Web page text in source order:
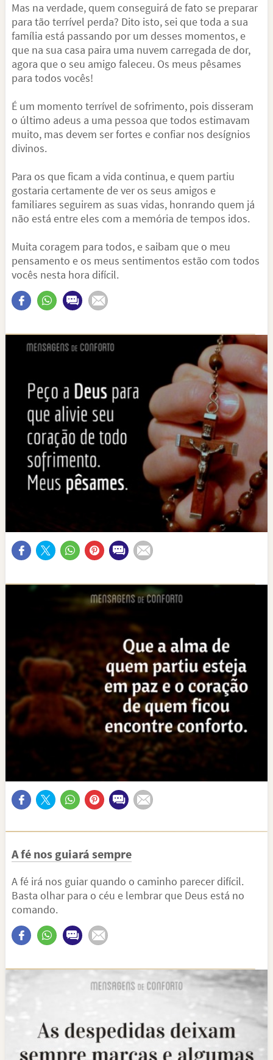
Mas na verdade, quem conseguirá de fato se preparar
para tão terrível perda? Dito isto, sei que toda a sua
família está passando por um desses momentos, e
que na sua casa paira uma nuvem carregada de dor,
agora que o seu amigo faleceu. Os meus pêsames
para todos vocês!
É um momento terrível de sofrimento, pois disseram
o último adeus a uma pessoa que todos estimavam
muito, mas devem ser fortes e confiar nos desígnios
divinos.
Para os que ficam a vida continua, e quem partiu
gostaria certamente de ver os seus amigos e
familiares seguirem as suas vidas, honrando quem já
não está entre eles com a memória de tempos idos.
Muita coragem para todos, e saibam que o meu
pensamento e os meus sentimentos estão com todos
vocês nesta hora difícil.
A fé nos guiará sempre
A fé irá nos guiar quando o caminho parecer difícil.
Basta olhar para o céu e lembrar que Deus está no
comando.